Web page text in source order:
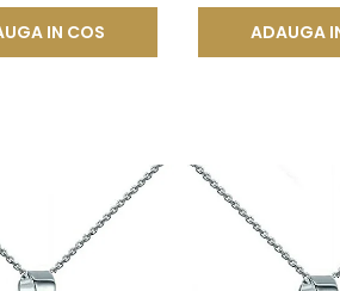
IN COS ADAUGA